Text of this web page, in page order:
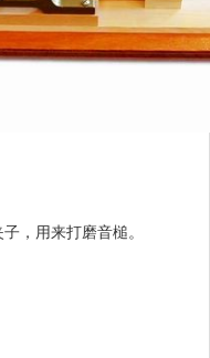
，用来打磨音槌。